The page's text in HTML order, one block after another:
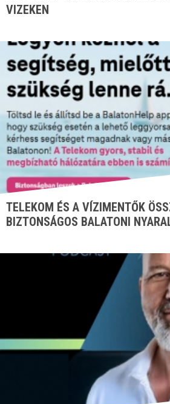
VIZEKEN
TELEKOM ÉS A VÍZIMENTŐK
BIZTONSÁGOS BALATONI